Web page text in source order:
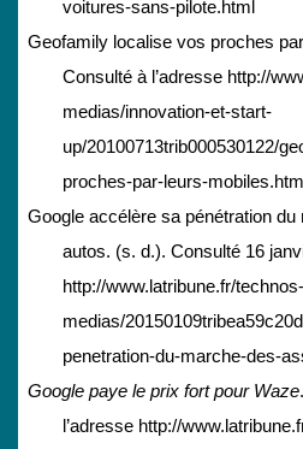
voitures-sans-pilote.html
Geofamily localise vos proches
Consulté à l’adresse http://
medias/innovation-et-start-
up/20100713trib000530122/
proches-par-leurs-
Google accélère sa pénétration
autos. (s. d.). Consulté 16
http://www.latribune.fr/technos-
medias/
penetration-du-marche-des-
Google paye le prix fort pour Waze
l’adresse http://